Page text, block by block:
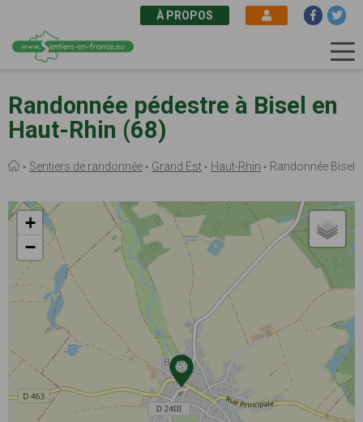
au
contenu
principal
À PROPOS
Randonnée pédestre à Bisel en
Haut-Rhin (68)
Fil
Sentiers de randonnée Grand Est Haut-Rhin Randonnée Bisel
+
−